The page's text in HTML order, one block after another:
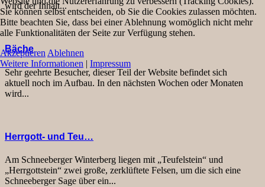
wird der Inhalt...
Bäche
Sehr geehrte Besucher, dieser Teil der Website befindet sich
aktuell noch im Aufbau. In den nächsten Wochen oder Monaten
wird...
Herrgott- und Teu…
Am Schneeberger Winterberg liegen mit „Teufelstein“ und
„Herrgottstein“ zwei große, zerklüftete Felsen, um die sich eine
Schneeberger Sage über ein...
Sie können selbst entscheiden, ob Sie die Cookies zulassen möchten.
Bitte beachten Sie, dass bei einer Ablehnung womöglich nicht mehr
alle Funktionalitäten der Seite zur Verfügung stehen.
Akzeptieren Ablehnen
Weitere Informationen | Impressum